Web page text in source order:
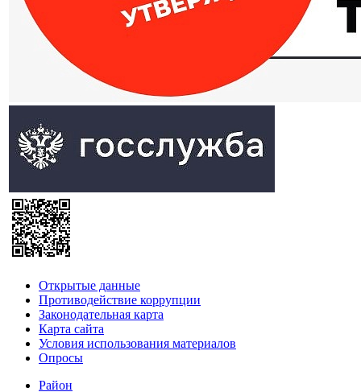
Открытые данные
Противодействие коррупции
Законодательная карта
Карта сайта
Условия использования материалов
Опросы
Район